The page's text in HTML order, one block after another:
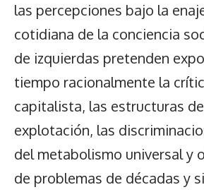
las percepciones bajo la
cotidiana de la conciencia
de izquierdas pretenden
tiempo racionalmente la
capitalista, las estructuras
explotación, las
del metabolismo universal y
de problemas de décadas y